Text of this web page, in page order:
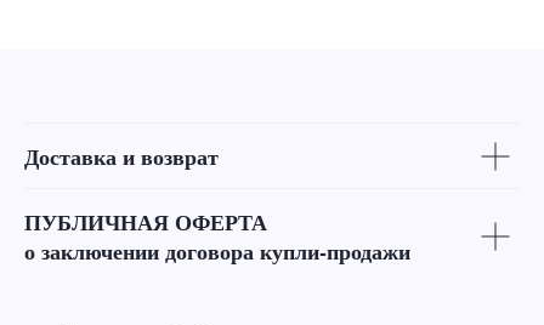
Доставка и возврат
ПУБЛИЧНАЯ ОФЕРТА
о заключении договора купли-продажи